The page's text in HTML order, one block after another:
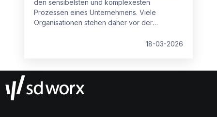
den sensibelsten und komplexesten
Prozessen eines Unternehmens. Viele
Organisationen stehen daher vor der
an einen externen Dienstleister auslagern?
18-03-2026